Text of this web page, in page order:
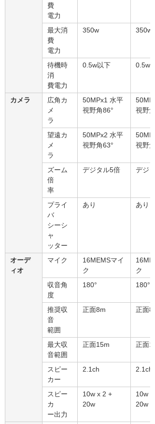
費
電力
最大消
費
電力
350w 350w
待機時
消
費電力
0.5w以下 0.5w
カメラ
広角カ
メ
ラ
50MPx1 水平
視野角86°
視野角
望遠カ
メ
ラ
50MPx2 水平
視野角63°
視野角
ズーム
倍
率
デジタル5倍 デジ
プライ
バ
シーシ
ャ
ッター
あり あり
オーデ
ィオ
マイク
16MEMSマイ
ク
ク
収音角
度
180° 180°
推奨収
音
範囲
正面8m 正面8m
最大収
音範囲
正面15m 正面
スピー
カー
2.1ch 2.1ch
スピー
カ
ー出力
10w x 2 +
20w
10w x
20w